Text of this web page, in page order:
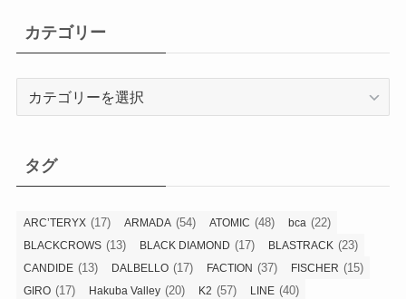
カテゴリー
ー
タグ
ARC’TERYX (17) ARMADA (54) ATOMIC (48) bca (22)
BLACKCROWS (13) BLACK DIAMOND (17) BLASTRACK (23)
CANDIDE (13) DALBELLO (17) FACTION (37) FISCHER (15)
GIRO (17) Hakuba Valley (20) K2 (57) LINE (40)